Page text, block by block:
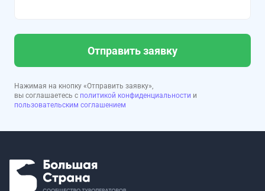
Отправить заявку
Нажимая на кнопку «Отправить заявку»,
вы соглашаетесь с политикой конфиденциальности и
пользовательским соглашением